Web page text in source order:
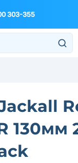
303-355
130мм